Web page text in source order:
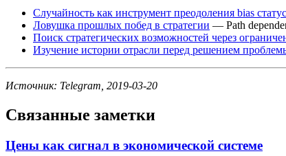
Случайность как инструмент преодоления bias
Ловушка прошлых побед в стратегии — Path
Поиск стратегических возможностей через
Изучение истории отрасли перед решением
Источник: Telegram, 2019-03-20
Связанные заметки
Цены как сигнал в экономической системе